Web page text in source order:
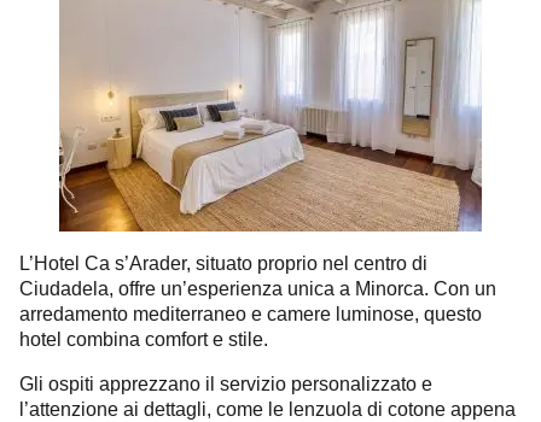
L’Hotel Ca s’Arader, situato proprio nel centro di
Ciudadela, offre un’esperienza unica a Minorca. Con un
arredamento mediterraneo e camere luminose, questo
hotel combina comfort e stile.
Gli ospiti apprezzano il servizio personalizzato e
l’attenzione ai dettagli, come le lenzuola di cotone appena